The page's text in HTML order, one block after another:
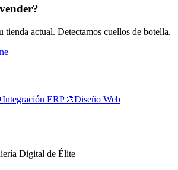
tienda actual. Detectamos cuellos de botella.
Integración ERP🎨Diseño Web
Digital de Élite